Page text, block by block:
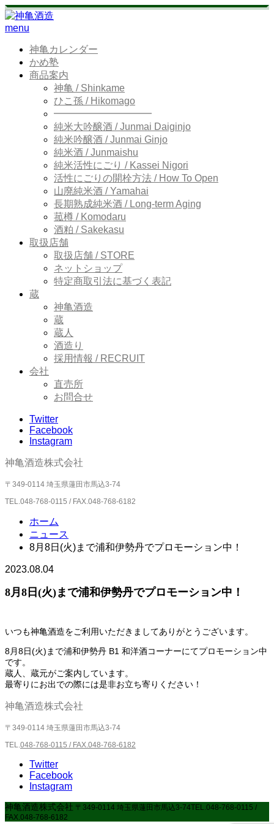
menu
神亀カレンダー
かめ塾
商品案内
神亀 / Shinkame
ひこ孫 / Hikomago
━━━━━━━━━━
純米大吟醸酒 / Junmai Daiginjo
純米吟醸酒 / Junmai Ginjo
純米酒 / Junmaishu
純米活性にごり / Kassei Nigori
活性にごりの開栓方法 / How To Open
山廃純米酒 / Yamahai
長期熟成純米酒 / Long-term Aging
菰樽 / Komodaru
酒粕 / Sakekasu
取扱店舗
取扱店舗 / STORE
ネットショップ
特定商取引法に基づく表記
蔵
神亀酒造
蔵
蔵人
酒造り
採用情報 / RECRUIT
会社
直売所
お問合せ
Twitter
Facebook
Instagram
神亀酒造株式会社
〒349-0114 埼玉県蓮田市馬込3-74
TEL.048-768-0115 / FAX.048-768-6182
ホーム
ニュース
8月8日(火)まで浦和伊勢丹でプロモーション中！
2023.08.04
8月8日(火)まで浦和伊勢丹でプロモーション中！
いつも神亀酒造をご利用いただきましてありがとうございます。
8月8日(火)まで浦和伊勢丹 B1 和洋酒コーナーにてプロモーション中
です。
蔵人、蔵元がご案内しています。
最寄りにお出での際には是非お立ち寄りください！
神亀酒造株式会社
〒349-0114 埼玉県蓮田市馬込3-74
TEL.048-768-0115 / FAX.048-768-6182
Twitter
Facebook
Instagram
神亀酒造株式会社 〒349-0114 埼玉県蓮田市馬込3-74TEL.048-768-0115 /
FAX.048-768-6182